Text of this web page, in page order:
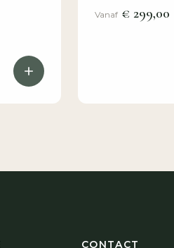
Vanaf € 299,00
CONTACT